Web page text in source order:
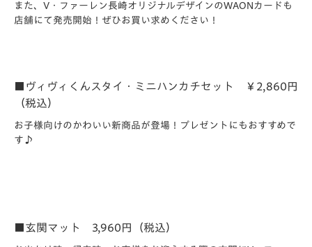
また、V・ファーレン長崎オリジナルデザインのWAONカードも
店舗にて発売開始！ぜひお買い求めください！
■ヴィヴィくんスタイ・ミニハンカチセット ￥2,860円
（税込）
お子様向けのかわいい新商品が登場！プレゼントにもおすすめで
す♪
■玄関マット 3,960円（税込）